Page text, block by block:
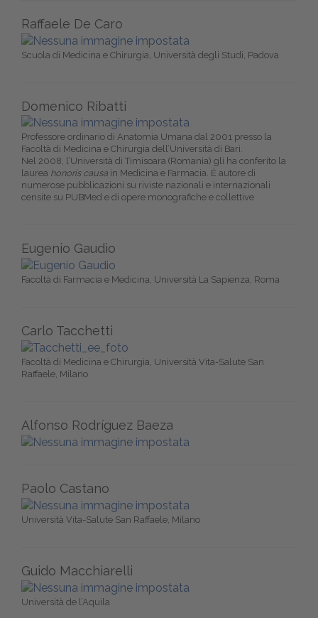
Raffaele De Caro
Scuola di Medicina e Chirurgia, Università degli Studi, Padova
Domenico Ribatti
Professore ordinario di Anatomia Umana dal 2001 presso la
Facoltà di Medicina e Chirurgia dell’Università di Bari.
Nel 2008, l’Università di Timisoara (Romania) gli ha conferito la
laurea honoris causa in Medicina e Farmacia. È autore di
numerose pubblicazioni su riviste nazionali e internazionali
censite su PUBMed e di opere monografiche e collettive
Eugenio Gaudio
Facoltà di Farmacia e Medicina, Università La Sapienza, Roma
Carlo Tacchetti
Facoltà di Medicina e Chirurgia, Università Vita-Salute San
Raffaele, Milano
Alfonso Rodríguez Baeza
Paolo Castano
Università Vita-Salute San Raffaele, Milano
Guido Macchiarelli
Università de l’Aquila